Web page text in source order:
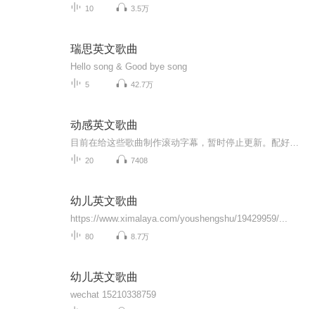
10 3.5万
瑞思英文歌曲
Hello song & Good bye song
5 42.7万
动感英文歌曲
20 7408
幼儿英文歌曲
https://www.ximalaya.com/youshengshu/19429959/...
80 8.7万
幼儿英文歌曲
wechat 15210338759